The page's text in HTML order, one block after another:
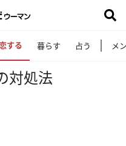
する 暮らす 占う メ
対処法